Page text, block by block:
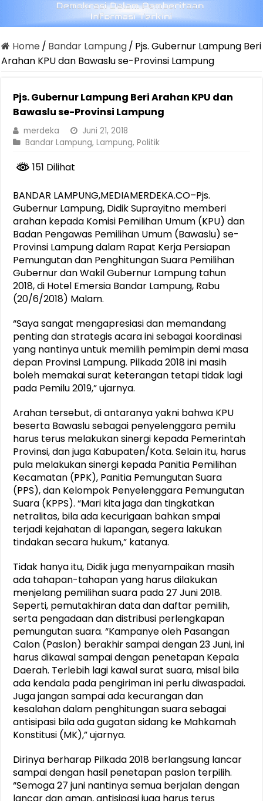
Home / Bandar Lampung/ Pjs. Gubernur Lampung Beri
Arahan KPU dan Bawaslu se-Provinsi Lampung
Pjs. Gubernur Lampung Beri Arahan KPU dan
Bawaslu se-Provinsi Lampung
merdeka
Juni 21, 2018
Bandar Lampung,Lampung,Politik
151 Dilihat
BANDAR LAMPUNG,MEDIAMERDEKA.CO–Pjs.
Gubernur Lampung, Didik Suprayitno memberi
arahan kepada Komisi Pemilihan Umum (KPU) dan
Badan Pengawas Pemilihan Umum (Bawaslu) se-
Provinsi Lampung dalam Rapat Kerja Persiapan
Pemungutan dan Penghitungan Suara Pemilihan
Gubernur dan Wakil Gubernur Lampung tahun
2018, di Hotel Emersia Bandar Lampung, Rabu
(20/6/2018) Malam.
“Saya sangat mengapresiasi dan memandang
penting dan strategis acara ini sebagai koordinasi
yang nantinya untuk memilih pemimpin demi masa
depan Provinsi Lampung. Pilkada 2018 ini masih
boleh memakai surat keterangan tetapi tidak lagi
pada Pemilu 2019,” ujarnya.
Arahan tersebut, di antaranya yakni bahwa KPU
beserta Bawaslu sebagai penyelenggara pemilu
harus terus melakukan sinergi kepada Pemerintah
Provinsi, dan juga Kabupaten/Kota. Selain itu, harus
pula melakukan sinergi kepada Panitia Pemilihan
Kecamatan (PPK), Panitia Pemungutan Suara
(PPS), dan Kelompok Penyelenggara Pemungutan
Suara (KPPS). “Mari kita jaga dan tingkatkan
netralitas, bila ada kecurigaan bahkan smpai
terjadi kejahatan di lapangan, segera lakukan
tindakan secara hukum,” katanya.
Tidak hanya itu, Didik juga menyampaikan masih
ada tahapan-tahapan yang harus dilakukan
menjelang pemilihan suara pada 27 Juni 2018.
Seperti, pemutakhiran data dan daftar pemilih,
serta pengadaan dan distribusi perlengkapan
pemungutan suara. “Kampanye oleh Pasangan
Calon (Paslon) berakhir sampai dengan 23 Juni, ini
harus dikawal sampai dengan penetapan Kepala
Daerah. Terlebih lagi kawal surat suara, misal bila
ada kendala pada pengiriman ini perlu diwaspadai.
Juga jangan sampai ada kecurangan dan
kesalahan dalam penghitungan suara sebagai
antisipasi bila ada gugatan sidang ke Mahkamah
Konstitusi (MK),” ujarnya.
Dirinya berharap Pilkada 2018 berlangsung lancar
sampai dengan hasil penetapan paslon terpilih.
“Semoga 27 juni nantinya semua berjalan dengan
lancar dan aman, antisipasi juga harus terus